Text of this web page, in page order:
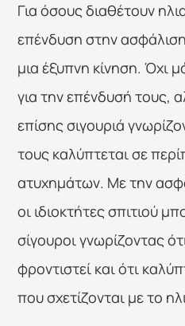
Για όσους διαθέτουν
επένδυση στην
μια έξυπνη κίνηση. Όχι
για την επένδυσή τους,
επίσης σιγουριά
τους καλύπτεται σε
ατυχημάτων. Με την
οι ιδιοκτήτες σπιτιού
σίγουροι γνωρίζοντας
φροντιστεί και ότι
που σχετίζονται με το